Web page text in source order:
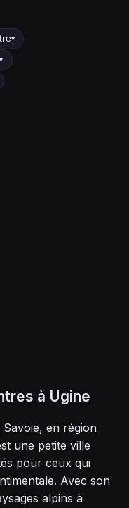
▾
▾
à Ugine
en région
une petite ville
pour ceux qui
Avec son
alpins à